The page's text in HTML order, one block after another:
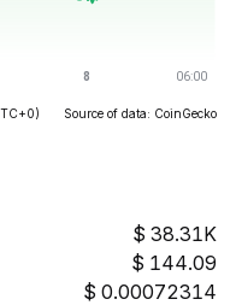
Source of data: CoinGecko
38.31K
144.09
0.00072314